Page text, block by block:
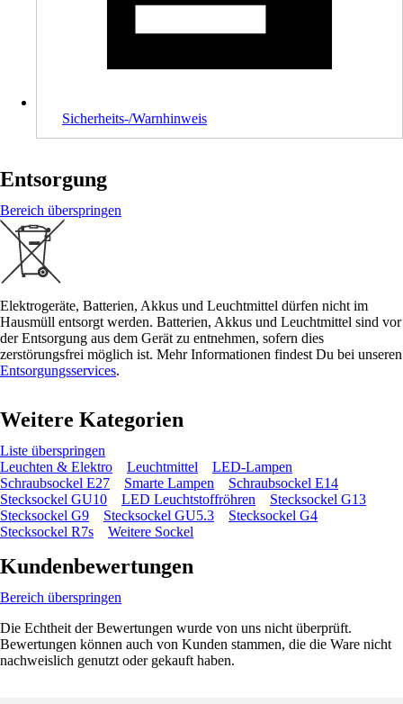
Sicherheits-/Warnhinweis
Entsorgung
Bereich überspringen
Elektrogeräte, Batterien, Akkus und Leuchtmittel dürfen nicht im
Hausmüll entsorgt werden. Batterien, Akkus und Leuchtmittel sind vor
der Entsorgung aus dem Gerät zu entnehmen, sofern dies
zerstörungsfrei möglich ist. Mehr Informationen findest Du bei unseren
Entsorgungsservices.
Weitere Kategorien
Liste überspringen
Leuchten & Elektro
Leuchtmittel
LED-Lampen
Schraubsockel E27
Smarte Lampen
Schraubsockel E14
Stecksockel GU10
LED Leuchtstoffröhren
Stecksockel G13
Stecksockel G9
Stecksockel GU5.3
Stecksockel G4
Stecksockel R7s
Weitere Sockel
Kundenbewertungen
Bereich überspringen
Die Echtheit der Bewertungen wurde von uns nicht überprüft.
Bewertungen können auch von Kunden stammen, die die Ware nicht
nachweislich genutzt oder gekauft haben.